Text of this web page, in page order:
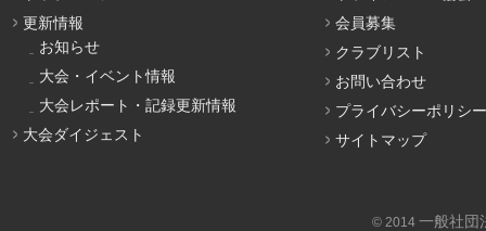
更新情報
お知らせ
大会・イベント情報
大会レポート・記録更新情報
大会ダイジェスト
会員募集
クラブリスト
お問い合わせ
プライバシーポリシー
サイトマップ
© 2014 一般社団